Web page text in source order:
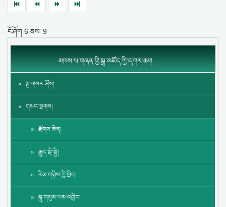
ངོ་ཤོག 6 ནས་ 9
མཁས་པ་གཞན་གྱི་སྒྲ་མཛོད་ཀྱི་དཀར་ཆག
སྒྲ་གསར་ཤོས།
གསང་སྔགས།
རྫོགས་ཆེན།
རྒྱུད་སྡེ་སྤྱི།
རིམ་གཉིས་ཀྱི་ཁྲིད།
སྐུ་གསུམ་ལམ་འཁྱེར།